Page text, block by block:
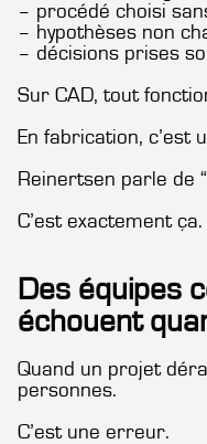
– procédé choisi
– hypothèses non
– décisions prises
Sur CAD, tout
En fabrication, c’est
Reinertsen parle de
C’est exactement ça.
Des équipes
échouent
Quand un projet
personnes.
C’est une erreur.